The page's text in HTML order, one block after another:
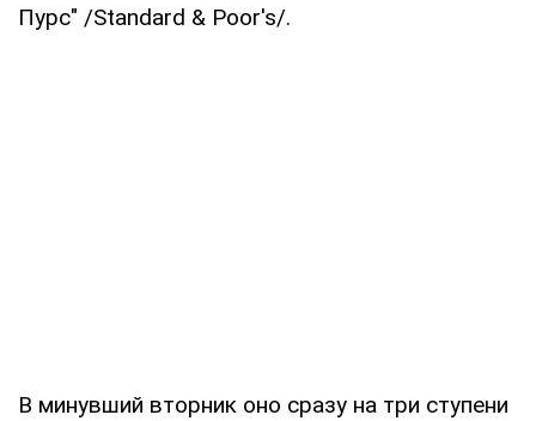
Пурс" /Standard & Poor's/.
В минувший вторник оно сразу на три ступени